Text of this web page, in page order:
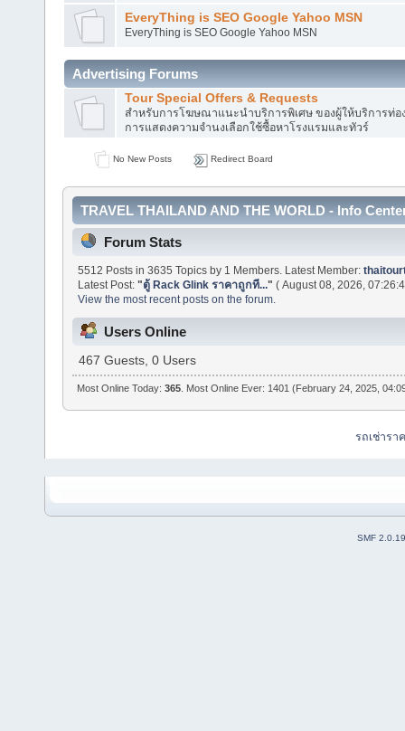
EveryThing is SEO Google Yahoo MSN
EveryThing is SEO Google Yahoo MSN
Advertising Forums
Tour Special Offers & Requests
สำหรับการโฆษณาแนะนำบริการพิเศษ ของผู้ให้บริการท่อ
การแสดงความจำนงเลือกใช้ซื้อหาโรงแรมและทัวร์
No New Posts Redirect Board
TRAVEL THAILAND AND THE WORLD - Info
Forum Stats
5512 Posts in 3635 Topics by 1 Members. Latest Member:
Latest Post:"ตู้ Rack Glink ราคาถูกที..." ( August 08, 2026,
View the most recent posts on the forum.
Users Online
467 Guests, 0 Users
Most Online Today:365 . Most Online Ever: 1401 (February 24, 2025,
รถเช่าร
SMF 2.0.19